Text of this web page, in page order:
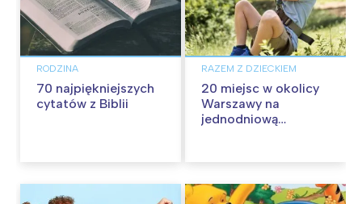
RODZINA
70 najpiękniejszych
cytatów z Biblii
RAZEM Z DZIECKIEM
20 miejsc w okolicy
Warszawy na
jednodniową